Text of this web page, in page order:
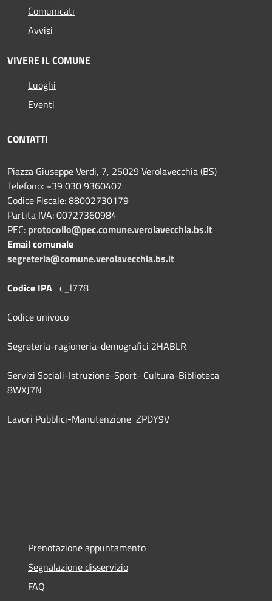
Comunicati
Avvisi
VIVERE IL COMUNE
Luoghi
Eventi
CONTATTI
Piazza Giuseppe Verdi, 7, 25029 Verolavecchia (BS)
Telefono: +39 030 9360407
Codice Fiscale: 88002730179
Partita IVA: 00727360984
PEC: protocollo@pec.comune.verolavecchia.bs.it
Email comunale
segreteria@comune.verolavecchia.bs.it
Codice IPA c_l778
Codice univoco
Segreteria-ragioneria-demografici 2HABLR
Servizi Sociali-Istruzione-Sport- Cultura-Biblioteca
8WXJ7N
Lavori Pubblici-Manutenzione ZPDY9V
Prenotazione appuntamento
Segnalazione disservizio
FAQ